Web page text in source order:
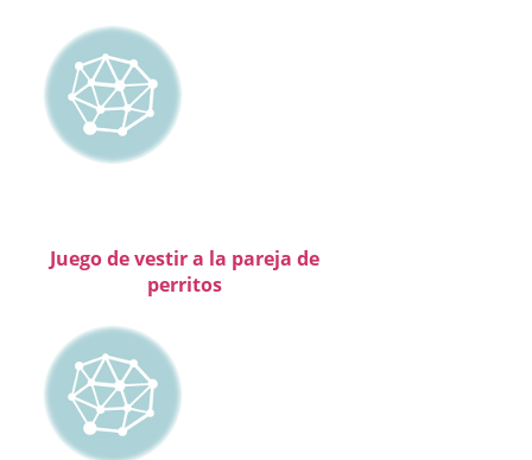
Juego de vestir a la pareja de
perritos